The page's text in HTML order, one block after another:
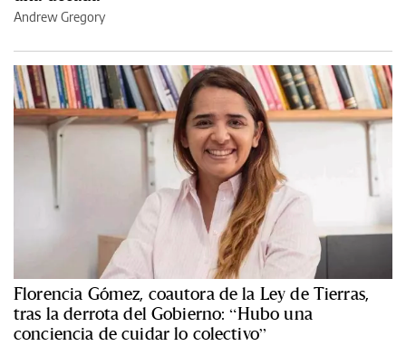
Andrew Gregory
Florencia Gómez, coautora de la Ley de Tierras,
tras la derrota del Gobierno: “Hubo una
conciencia de cuidar lo colectivo”